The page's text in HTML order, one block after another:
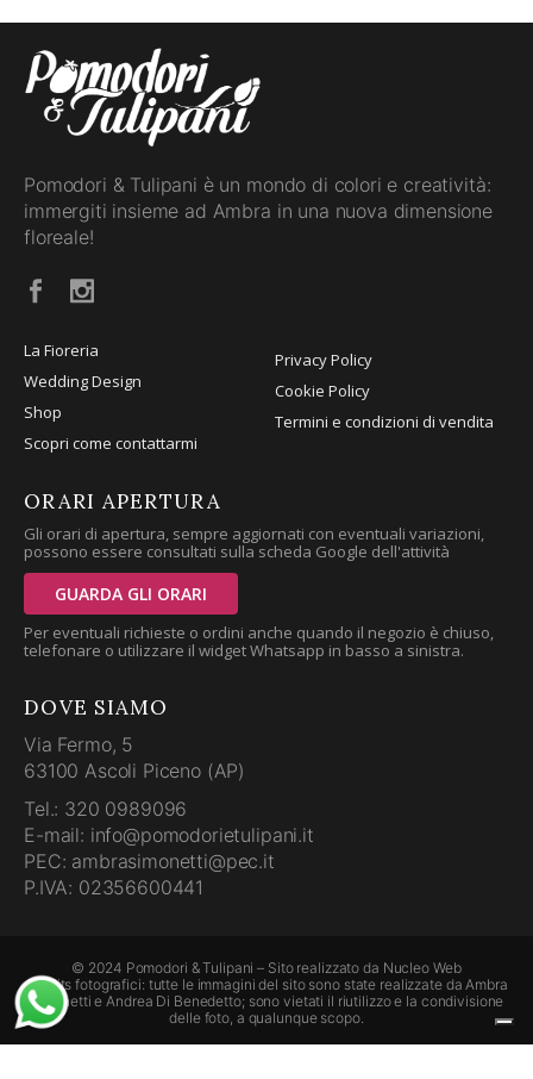
Pomodori & Tulipani è un mondo di colori e creatività:
immergiti insieme ad Ambra in una nuova dimensione
floreale!
La Fioreria
Wedding Design
Shop
Scopri come contattarmi
Privacy Policy
Cookie Policy
Termini e condizioni di vendita
ORARI APERTURA
Gli orari di apertura, sempre aggiornati con eventuali variazioni,
possono essere consultati sulla scheda Google dell'attività
GUARDA GLI ORARI
Per eventuali richieste o ordini anche quando il negozio è chiuso,
telefonare o utilizzare il widget Whatsapp in basso a sinistra.
DOVE SIAMO
Via Fermo, 5
63100 Ascoli Piceno (AP)
Tel.: 320 0989096
E-mail: info@pomodorietulipani.it
PEC: ambrasimonetti@pec.it
P.IVA: 02356600441
© 2024 Pomodori & Tulipani – Sito realizzato da Nucleo Web
Credits fotografici: tutte le immagini del sito sono state realizzate da Ambra
Simonetti e Andrea Di Benedetto; sono vietati il riutilizzo e la condivisione
delle foto, a qualunque scopo.